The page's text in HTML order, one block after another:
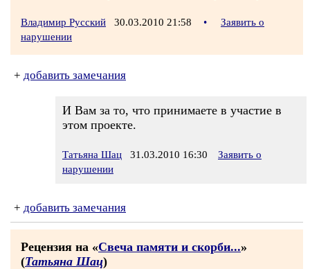
Владимир Русский 30.03.2010 21:58 •
Заявить о
нарушении
+ добавить замечания
И Вам за то, что принимаете в участие в
этом проекте.
Татьяна Шац 31.03.2010 16:30
Заявить о
нарушении
+ добавить замечания
Рецензия на «Свеча памяти и скорби...»
(Татьяна Шац)